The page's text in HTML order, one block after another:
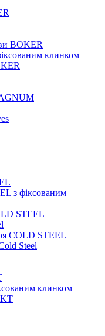
BOKER
клинком
з фіксованим
STEEL
COLD STEEL
Steel
клинком